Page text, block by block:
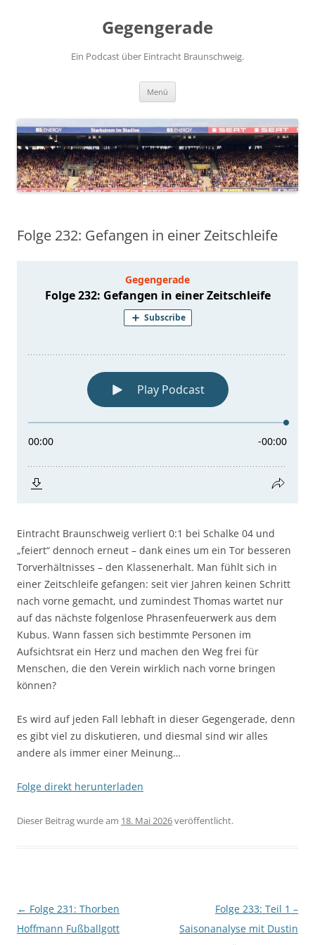
Gegengerade
Ein Podcast über Eintracht Braunschweig.
Menü
Folge 232: Gefangen in einer Zeitschleife
Eintracht Braunschweig verliert 0:1 bei Schalke 04 und
„feiert“ dennoch erneut – dank eines um ein Tor besseren
Torverhältnisses – den Klassenerhalt. Man fühlt sich in
einer Zeitschleife gefangen: seit vier Jahren keinen Schritt
nach vorne gemacht, und zumindest Thomas wartet nur
auf das nächste folgenlose Phrasenfeuerwerk aus dem
Kubus. Wann fassen sich bestimmte Personen im
Aufsichtsrat ein Herz und machen den Weg frei für
Menschen, die den Verein wirklich nach vorne bringen
können?
Es wird auf jeden Fall lebhaft in dieser Gegengerade, denn
es gibt viel zu diskutieren, und diesmal sind wir alles
andere als immer einer Meinung…
Folge direkt herunterladen
Dieser Beitrag wurde am 18. Mai 2026veröffentlicht.
Beitragsnavigation
← Folge 231: Thorben
Hoffmann Fußballgott
Folge 233: Teil 1 –
Saisonanalyse mit Dustin